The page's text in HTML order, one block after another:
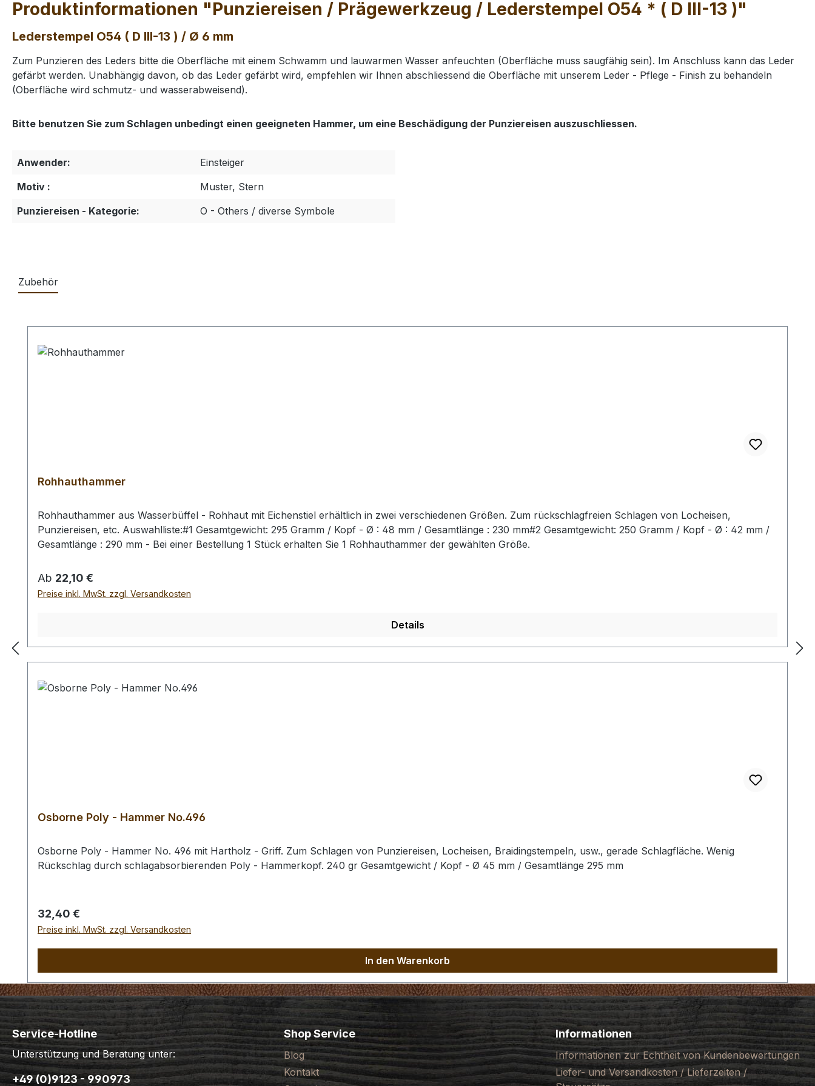
Produktinformationen "Punziereisen / Prägewerkzeug / Lederstempel O54 * ( D III-13 )"
Lederstempel O54 ( D III-13 ) / Ø 6 mm
Zum Punzieren des Leders bitte die Oberfläche mit einem Schwamm und lauwarmen Wasser anfeuchten (Oberfläche muss saugfähig sein). Im Anschluss kann das Leder
gefärbt werden. Unabhängig davon, ob das Leder gefärbt wird, empfehlen wir Ihnen abschliessend die Oberfläche mit unserem Leder - Pflege - Finish zu behandeln
(Oberfläche wird schmutz- und wasserabweisend).
Bitte benutzen Sie zum Schlagen unbedingt einen geeigneten Hammer, um eine Beschädigung der Punziereisen auszuschliessen.
Anwender:
Einsteiger
Motiv :
Muster, Stern
Punziereisen - Kategorie:
O - Others / diverse Symbole
Zubehör
Rohhauthammer
Rohhauthammer aus Wasserbüffel - Rohhaut mit Eichenstiel erhältlich in zwei verschiedenen Größen. Zum rückschlagfreien Schlagen von Locheisen,
Punziereisen, etc. Auswahlliste:#1 Gesamtgewicht: 295 Gramm / Kopf - Ø : 48 mm / Gesamtlänge : 230 mm#2 Gesamtgewicht: 250 Gramm / Kopf - Ø : 42 mm /
Gesamtlänge : 290 mm - Bei einer Bestellung 1 Stück erhalten Sie 1 Rohhauthammer der gewählten Größe.
Regulärer Preis:
Ab 22,10 €
Preise inkl. MwSt. zzgl. Versandkosten
Details
Osborne Poly - Hammer No.496
Osborne Poly - Hammer No. 496 mit Hartholz - Griff. Zum Schlagen von Punziereisen, Locheisen, Braidingstempeln, usw., gerade Schlagfläche. Wenig
Rückschlag durch schlagabsorbierenden Poly - Hammerkopf. 240 gr Gesamtgewicht / Kopf - Ø 45 mm / Gesamtlänge 295 mm
Regulärer Preis:
32,40 €
Preise inkl. MwSt. zzgl. Versandkosten
In den Warenkorb
Service-Hotline
Unterstützung und Beratung unter:
+49 (0)9123 - 990973
Shop Service
Blog
Kontakt
Informationen
Informationen zur Echtheit von Kundenbewertungen
Liefer- und Versandkosten / Lieferzeiten /